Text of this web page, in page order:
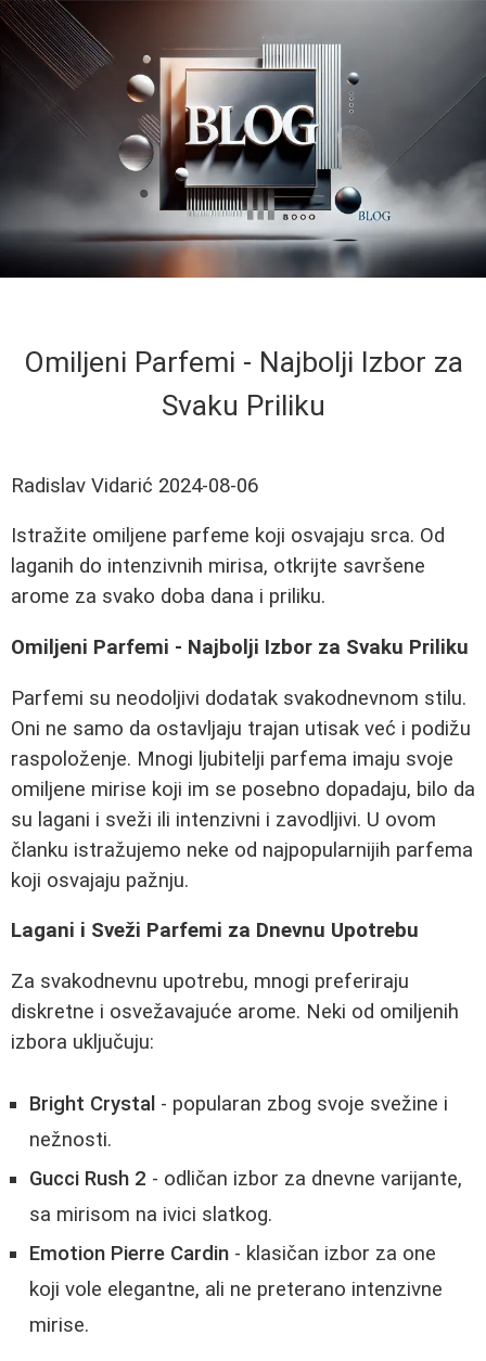
Omiljeni Parfemi - Najbolji Izbor za
Svaku Priliku
Radislav Vidarić 2024-08-06
Istražite omiljene parfeme koji osvajaju srca. Od
laganih do intenzivnih mirisa, otkrijte savršene
arome za svako doba dana i priliku.
Omiljeni Parfemi - Najbolji Izbor za Svaku Priliku
Parfemi su neodoljivi dodatak svakodnevnom stilu.
Oni ne samo da ostavljaju trajan utisak već i podižu
raspoloženje. Mnogi ljubitelji parfema imaju svoje
omiljene mirise koji im se posebno dopadaju, bilo da
su lagani i sveži ili intenzivni i zavodljivi. U ovom
članku istražujemo neke od najpopularnijih parfema
koji osvajaju pažnju.
Lagani i Sveži Parfemi za Dnevnu Upotrebu
Za svakodnevnu upotrebu, mnogi preferiraju
diskretne i osvežavajuće arome. Neki od omiljenih
izbora uključuju:
Bright Crystal - popularan zbog svoje svežine i
nežnosti.
Gucci Rush 2 - odličan izbor za dnevne varijante,
sa mirisom na ivici slatkog.
Emotion Pierre Cardin - klasičan izbor za one
koji vole elegantne, ali ne preterano intenzivne
mirise.